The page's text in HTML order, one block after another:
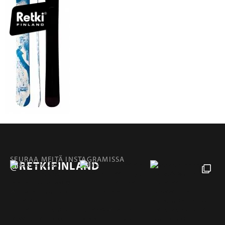
SEURAA MEITÄ INSTAGRAMISSA
@RETKIFINLAND